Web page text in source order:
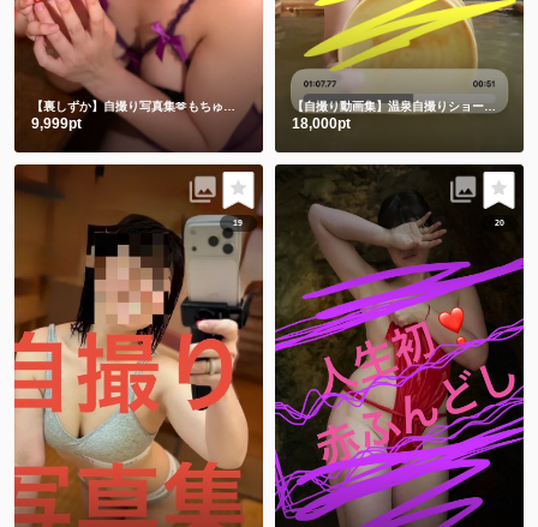
9,999pt
【自撮り動画集】温泉自撮りショート動画３本詰め合わせ
18,000pt
19 20